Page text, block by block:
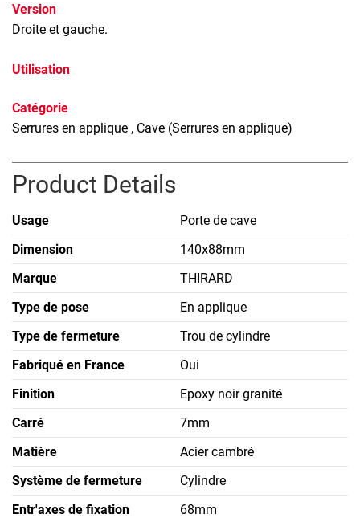
Version
Droite et gauche.
Utilisation
Catégorie
Serrures en applique , Cave (Serrures en applique)
Product Details
Usage
Porte de cave
Dimension
140x88mm
Marque
THIRARD
Type de pose
En applique
Type de fermeture
Trou de cylindre
Fabriqué en France
Oui
Finition
Epoxy noir granité
Carré
7mm
Matière
Acier cambré
Système de fermeture
Cylindre
Entr'axes de fixation
68mm